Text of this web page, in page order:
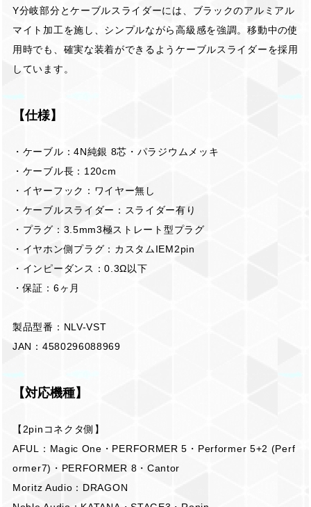
Y分岐部分とケーブルスライダーには、ブラックのアルミアル
マイト加工を施し、シンプルながら高級感を強調。移動中の使
用時でも、確実な装着ができるようケーブルスライダーを採用
しています。
【仕様】
・ケーブル：4N純銀 8芯・パラジウムメッキ
・ケーブル長：120cm
・イヤーフック：ワイヤー無し
・ケーブルスライダー：スライダー有り
・プラグ：3.5mm3極ストレート型プラグ
・イヤホン側プラグ：カスタムIEM2pin
・インピーダンス：0.3Ω以下
・保証：6ヶ月
製品型番：NLV-VST
JAN：4580296088969
【対応機種】
【2pinコネクタ側】
AFUL：Magic One・PERFORMER 5・Performer 5+2 (Perf
ormer7)・PERFORMER 8・Cantor
Moritz Audio：DRAGON